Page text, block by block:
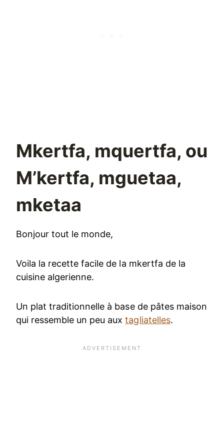
Mkertfa, mquertfa, ou
M’kertfa, mguetaa,
mketaa
Bonjour tout le monde,
Voila la recette facile de la mkertfa de la
cuisine algerienne.
Un plat traditionnelle à base de pâtes maison
qui ressemble un peu auxtagliatelles.